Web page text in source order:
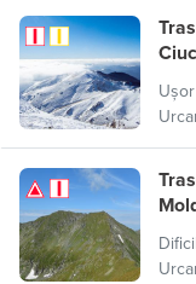
Ușor
Dificil